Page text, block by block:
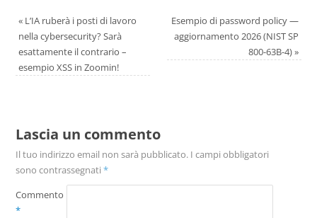
«L’IA ruberà i posti di lavoro
nella cybersecurity? Sarà
esattamente il contrario –
esempio XSS in Zoomin!
Esempio di password policy —
aggiornamento 2026 (NIST SP
800-63B-4)»
Lascia un commento
Il tuo indirizzo email non sarà pubblicato. I campi obbligatori
sono contrassegnati *
Commento
*